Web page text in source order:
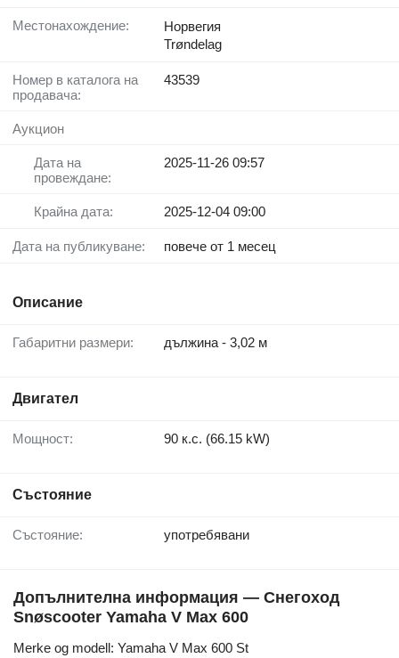
Местонахождение:
Норвегия
Trøndelag
Номер в каталога на
продавача:
43539
Аукцион
Дата на
провеждане:
2025-11-26 09:57
Крайна дата: 2025-12-04 09:00
Дата на публикуване: повече от 1 месец
Описание
Габаритни размери: дължина - 3,02 м
Двигател
Мощност: 90 к.с. (66.15 kW)
Състояние
Състояние: употребявани
Допълнителна информация — Снегоход
Snøscooter Yamaha V Max 600
Merke og modell: Yamaha V Max 600 St